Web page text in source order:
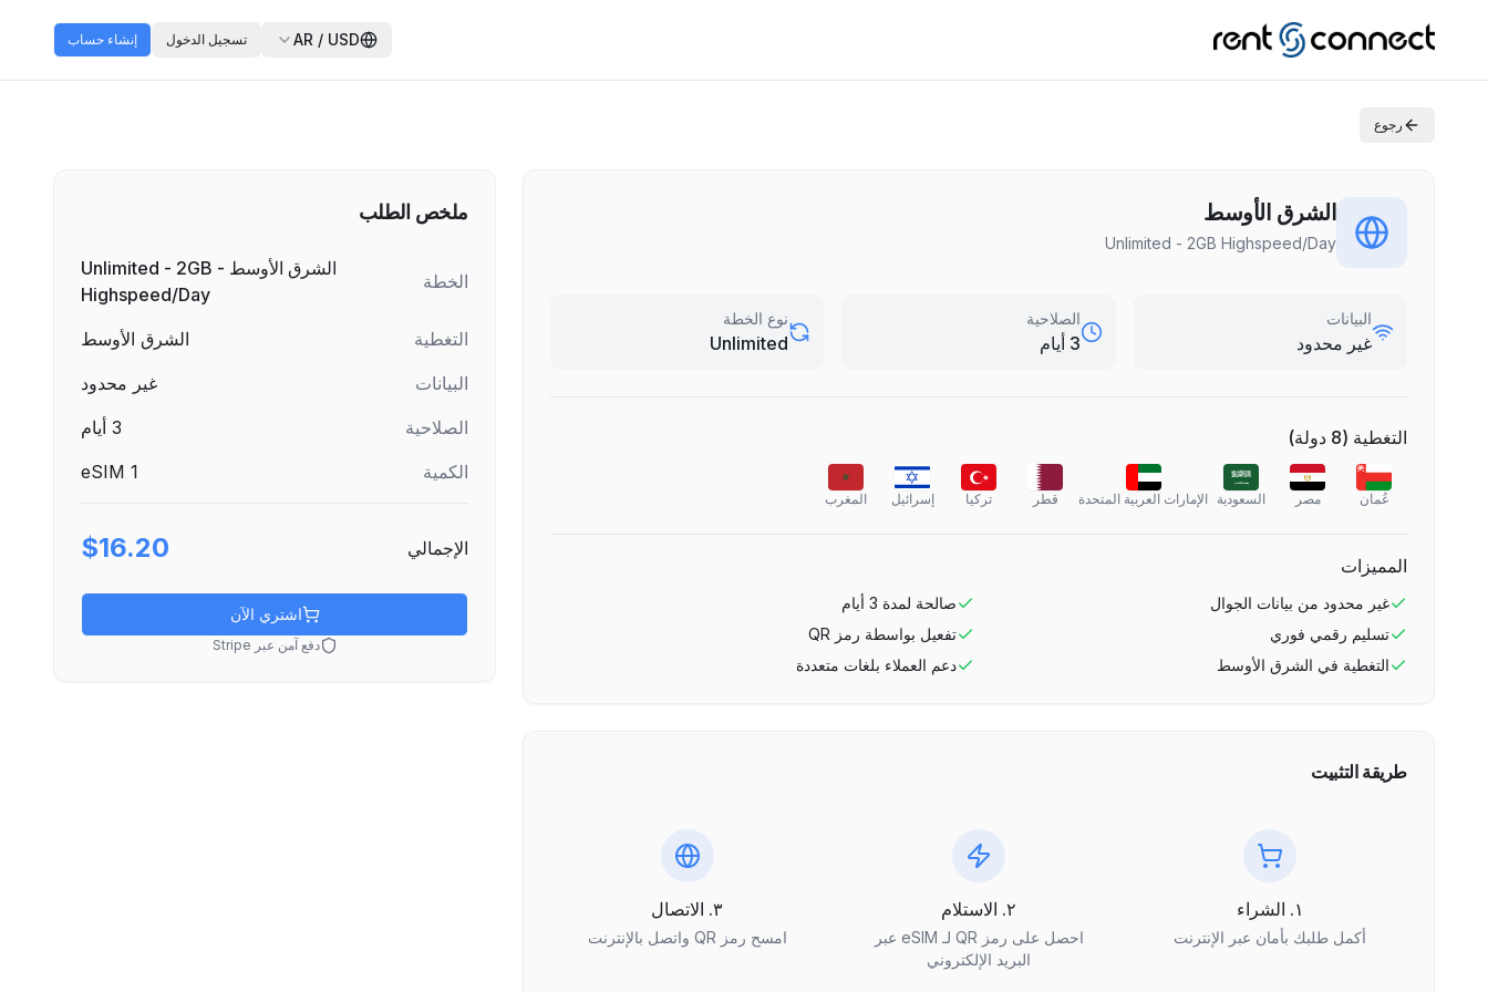
AR / USD تسجيل الدخول إنشاء حساب
رجوع
الشرق الأوسط
Unlimited - 2GB Highspeed/Day
البيانات
غير محدود
الصلاحية
3 أيام
نوع الخطة
Unlimited
التغطية (
8 دولة)
عُمان مصر السعودية الإمارات العربية المتحدة قطر تركيا إسرائيل المغرب
المميزات
غير محدود من بيانات الجوال صالحة لمدة 3 أيام
تسليم رقمي فوري
تفعيل بواسطة رمز QR
التغطية في الشرق الأوسط دعم العملاء بلغات متعددة
طريقة التثبيت
١. الشراء
أكمل طلبك بأمان عبر الإنترنت
٢. الاستلام
احصل على رمز QR لـ eSIM عبر
البريد الإلكتروني
٣. الاتصال
امسح رمز QR واتصل بالإنترنت
ملخص الطلب
الخطة
الشرق الأوسط - Unlimited - 2GB
Highspeed/Day
التغطية
الشرق الأوسط
البيانات
غير محدود
الصلاحية
3 أيام
الكمية
1
الإجمالي $16.20
اشتري الآن
دفع آمن عبر Stripe